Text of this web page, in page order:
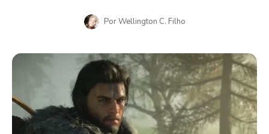
PorWellington C. Filho